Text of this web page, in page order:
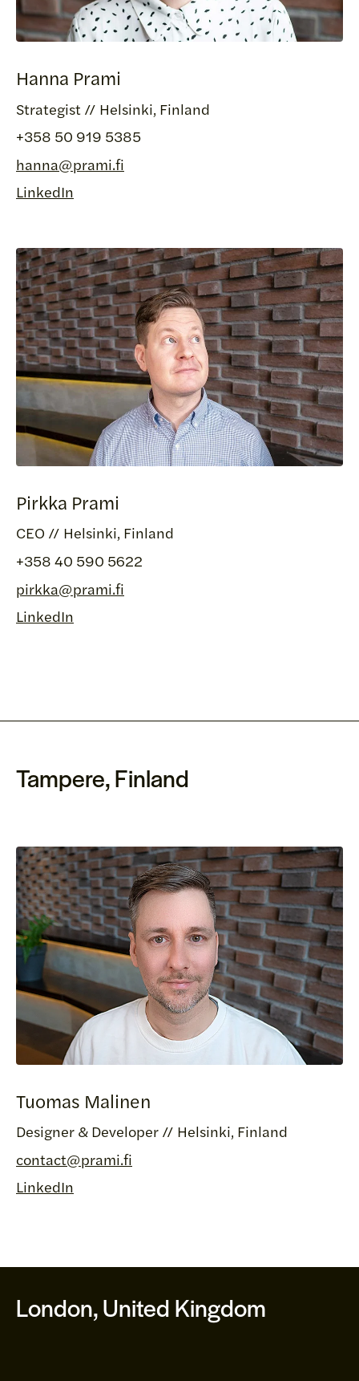
Hanna Prami
Strategist // Helsinki, Finland
+358 50 919 5385
hanna@prami.fi
LinkedIn
Pirkka Prami
CEO // Helsinki, Finland
+358 40 590 5622
pirkka@prami.fi
LinkedIn
Tampere, Finland
Tuomas Malinen
Designer & Developer // Helsinki, Finland
contact@prami.fi
LinkedIn
London, United Kingdom